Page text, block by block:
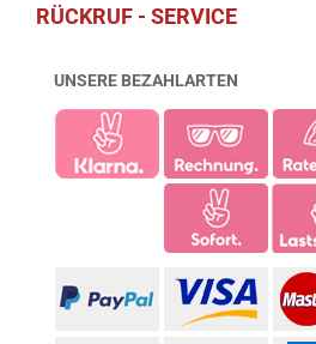
RÜCKRUF - SERVICE
UNSERE BEZAHLARTEN